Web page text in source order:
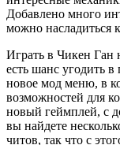
Добавлено много
можно насладиться
Играть в Чикен Ган
есть шанс угодить
новое мод меню, в
возможностей для
новый геймплей, с
вы найдете
читов, так что с